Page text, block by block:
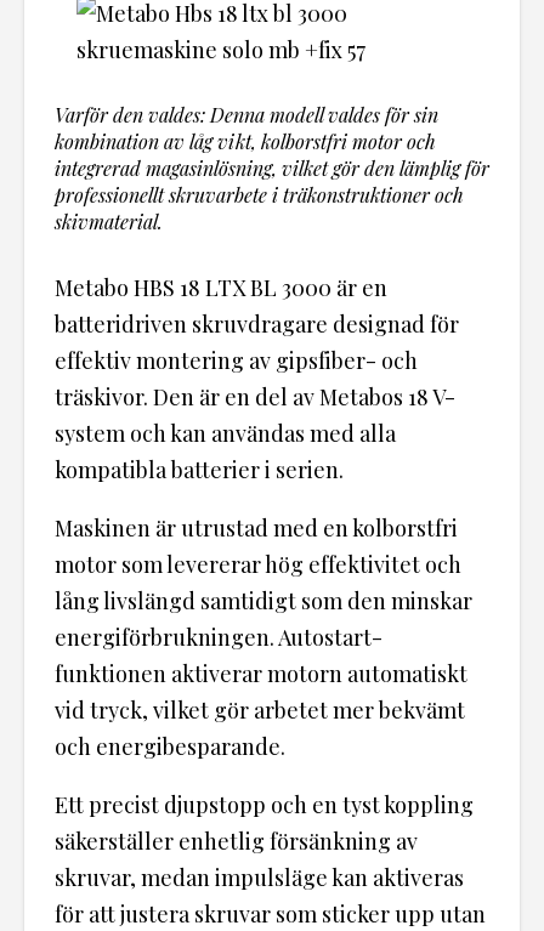
Varför den valdes: Denna modell valdes för sin
kombination av låg vikt, kolborstfri motor och
integrerad magasinlösning, vilket gör den lämplig för
professionellt skruvarbete i träkonstruktioner och
skivmaterial.
Metabo HBS 18 LTX BL 3000 är en
batteridriven skruvdragare designad för
effektiv montering av gipsfiber- och
träskivor. Den är en del av Metabos 18 V-
system och kan användas med alla
kompatibla batterier i serien.
Maskinen är utrustad med en kolborstfri
motor som levererar hög effektivitet och
lång livslängd samtidigt som den minskar
energiförbrukningen. Autostart-
funktionen aktiverar motorn automatiskt
vid tryck, vilket gör arbetet mer bekvämt
och energibesparande.
Ett precist djupstopp och en tyst koppling
säkerställer enhetlig försänkning av
skruvar, medan impulsläge kan aktiveras
för att justera skruvar som sticker upp utan